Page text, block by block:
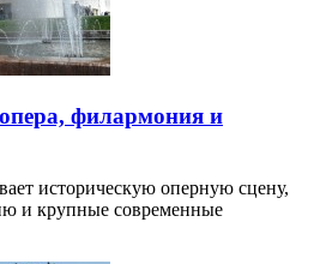
филармония и
историческую оперную сцену,
и крупные современные